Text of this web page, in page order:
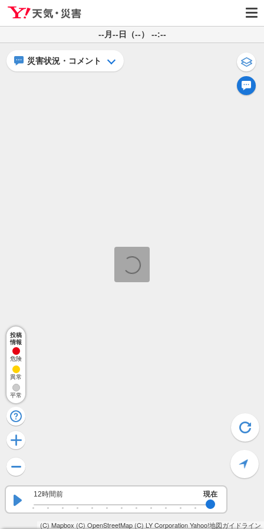
--月--日（--） --:--
(C) Mapbox (C) OpenStreetMap(C) LY CorporationYahoo!地図ガイドライン
災害状況・コメント
12時間前 現在
投稿
情報
危険
異常
平常